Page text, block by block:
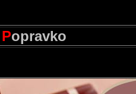
Popravko